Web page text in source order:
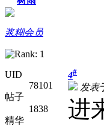
浆糊会员
UID
78101
帖子
1838
精华
4#
发表
进